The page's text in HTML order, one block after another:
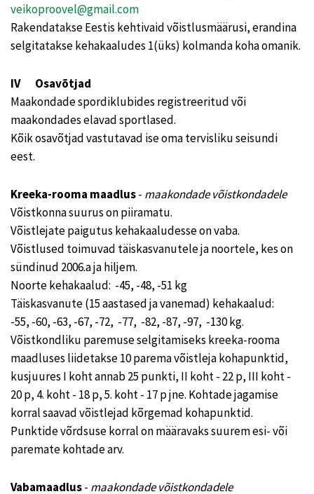
veikoproovel@gmail.com
Rakendatakse Eestis kehtivaid võistlusmäärusi, erandina
selgitatakse kehakaaludes 1(üks) kolmanda koha omanik.
IV Osavõtjad
Maakondade spordiklubides registreeritud või
maakondades elavad sportlased.
Kõik osavõtjad vastutavad ise oma tervisliku seisundi
eest.
Kreeka-rooma maadlus- maakondade võistkondadele
Võistkonna suurus on piiramatu.
Võistlejate paigutus kehakaaludesse on vaba.
Võistlused toimuvad täiskasvanutele ja noortele, kes on
sündinud 2006.a ja hiljem.
Noorte kehakaalud: -45, -48, -51 kg
Täiskasvanute (15 aastased ja vanemad) kehakaalud:
-55, -60, -63, -67, -72, -77, -82, -87, -97, -130 kg.
Võistkondliku paremuse selgitamiseks kreeka-rooma
maadluses liidetakse 10 parema võistleja kohapunktid,
kusjuures I koht annab 25 punkti, II koht - 22 p, III koht -
20 p, 4. koht - 18 p, 5. koht - 17 p jne. Kohtade jagamise
korral saavad võistlejad kõrgemad kohapunktid.
Punktide võrdsuse korral on määravaks suurem esi- või
paremate kohtade arv.
Vabamaadlus- maakondade võistkondadele